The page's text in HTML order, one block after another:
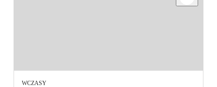
WCZASY